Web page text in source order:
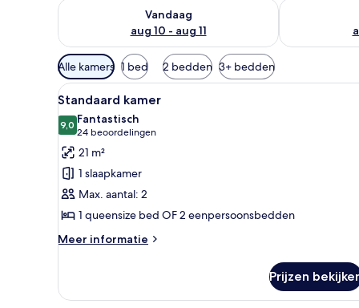
Vandaag
aug 10 - aug 11
De beschikbaarheid controleren voor vanavond aug
De
Beschikbare
filters
voor
kamers
Alle kamers 1 bed 2 bedden 3+ bedden
Alle
foto's
voor
Standaard
kamer
laden
Een hotelkamer met een
6
Standaard kamer
9,09,0 van 10
Fantastisch
24 beoordelingen
(24
beoordelingen)
21 m²
1 slaapkamer
Max. aantal: 2
1 queensize bed OF 2 eenpersoonsbedden
Meer informatie
Meer
kamer
Prijzen